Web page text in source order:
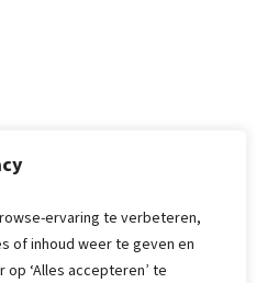
ervaring te verbeteren,
of inhoud weer te geven en
‘Alles accepteren’ te
zeggen
je voor.